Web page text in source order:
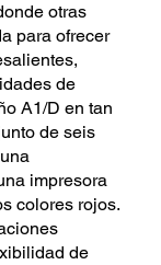
otras
para ofrecer
de
A1/D en tan
de seis
impresora
colores rojos.
de